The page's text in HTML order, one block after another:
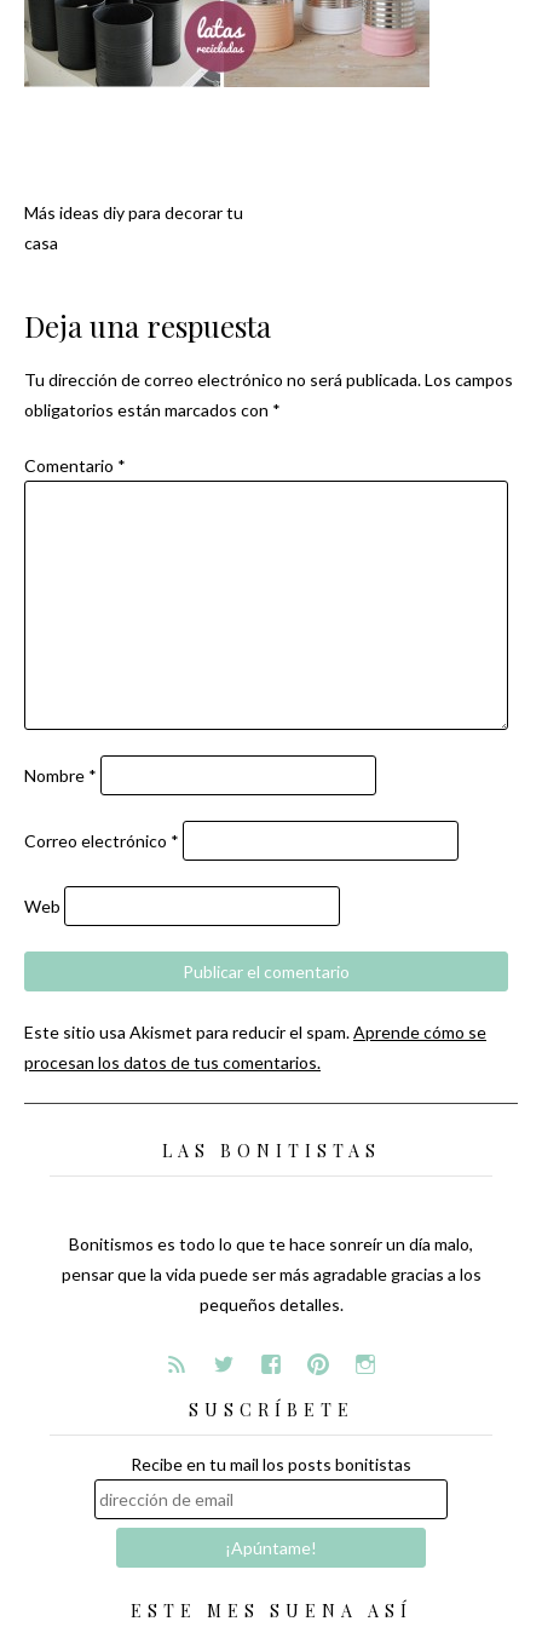
Navegación
Más ideas diy para decorar tu
casa
Deja una respuesta
Tu dirección de correo electrónico no será publicada.Los campos
obligatorios están marcados con *
Comentario *
Nombre *
Correo electrónico *
Web
Este sitio usa Akismet para reducir el spam.Aprende cómo se
procesan los datos de tus comentarios.
LAS BONITISTAS
Bonitismos es todo lo que te hace sonreír un día malo,
pensar que la vida puede ser más agradable gracias a los
pequeños detalles.
SUSCRÍBETE
Recibe en tu mail los posts bonitistas
ESTE MES SUENA ASÍ